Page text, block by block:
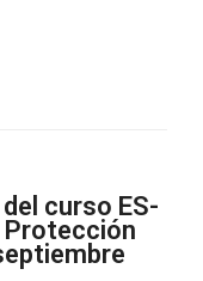
curso ES-
Protección